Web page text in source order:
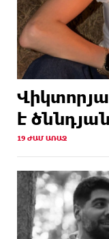
է
19 ԺԱՄ ԱՌԱՋ